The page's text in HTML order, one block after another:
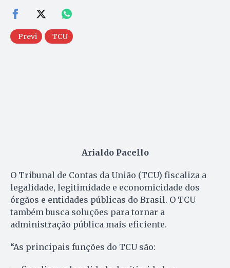
Previ TCU
Arialdo Pacello
O Tribunal de Contas da União (TCU) fiscaliza a
legalidade, legitimidade e economicidade dos
órgãos e entidades públicas do Brasil. O TCU
também busca soluções para tornar a
administração pública mais eficiente.
“As principais funções do TCU são: